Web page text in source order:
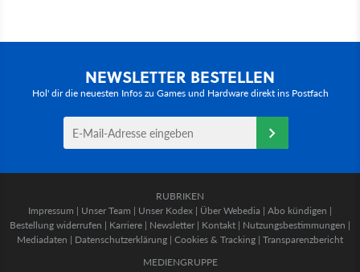
NEWSLETTER BESTELLEN
Hol' dir die neuesten Infos zu Games und Hardware direkt ins Postfach
RUBRIKEN
Impressum | Unser Team | Unser Kodex | Über Webedia | Abo kündigen |
Bestellung widerrufen | Karriere | Newsletter | Kontakt | Nutzungsbestimmungen |
Mediadaten | Datenschutzerklärung | Cookies & Tracking | Transparenzbericht
MEDIENGRUPPE